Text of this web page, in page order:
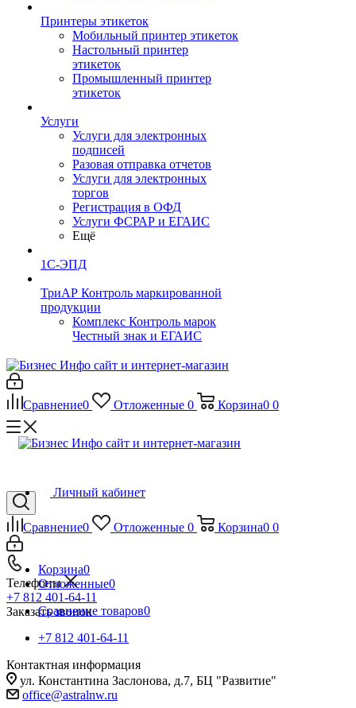
Принтеры этикеток
Мобильный принтер этикеток
Настольный принтер
этикеток
Промышленный принтер
этикеток
Услуги
Услуги для электронных
подписей
Разовая отправка отчетов
Услуги для электронных
торгов
Регистрация в ОФД
Услуги ФСРАР и ЕГАИС
Ещё
1С-ЭПД
ТриАР Контроль маркированной
продукции
Комплекс Контроль марок
Честный знак и ЕГАИС
Сравнение0 Отложенные 0 Корзина0 0
Сравнение0 Отложенные 0 Корзина0 0
Телефоны
+7 812 401-64-11
Заказать звонок
Личный кабинет
Корзина0
Отложенные0
Сравнение товаров0
+7 812 401-64-11
Контактная информация
ул. Константина Заслонова, д.7, БЦ "Развитие"
office@astralnw.ru